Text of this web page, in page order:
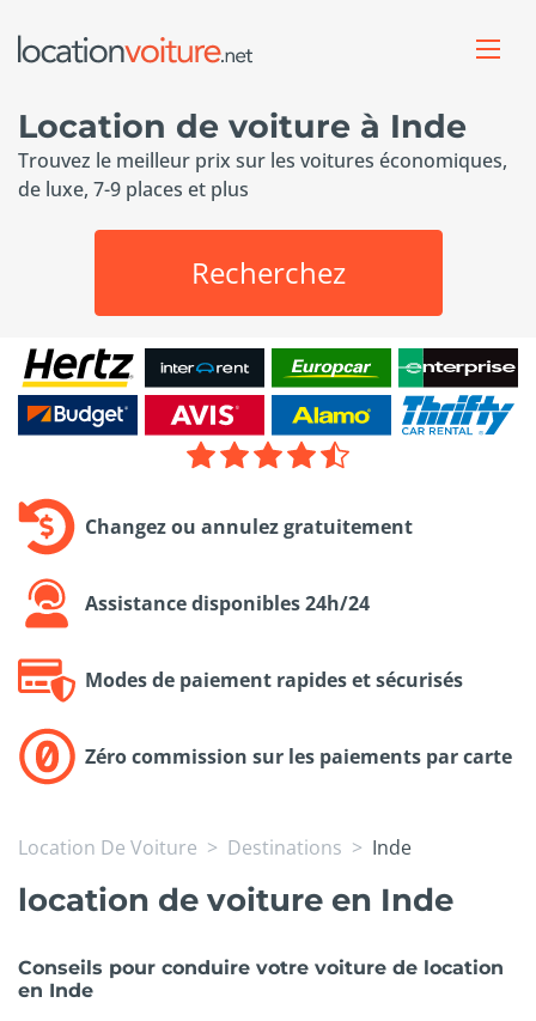
Location de voiture à Inde
Trouvez le meilleur prix sur les voitures économiques,
de luxe, 7-9 places et plus
Recherchez
Changez ou annulez gratuitement
Assistance disponibles 24h/24
Modes de paiement rapides et sécurisés
Zéro commission sur les paiements par carte
Location De Voiture Destinations Inde
location de voiture en Inde
Conseils pour conduire votre voiture de location
en Inde